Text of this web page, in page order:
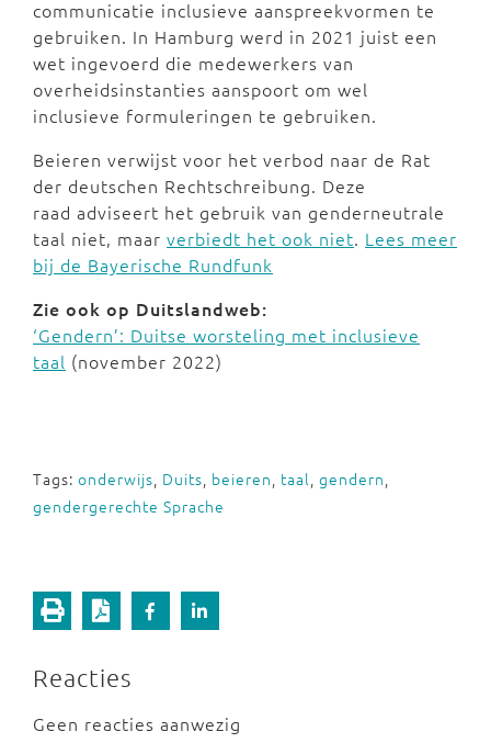
communicatie inclusieve aanspreekvormen te
gebruiken. In Hamburg werd in 2021 juist een
wet ingevoerd die medewerkers van
overheidsinstanties aanspoort om wel
inclusieve formuleringen te gebruiken.
Beieren verwijst voor het verbod naar de Rat
der deutschen Rechtschreibung. Deze
raad adviseert het gebruik van genderneutrale
taal niet, maar verbiedt het ook niet. Lees meer
bij de Bayerische Rundfunk
Zie ook op Duitslandweb:
‘Gendern’: Duitse worsteling met inclusieve
taal (november 2022)
Tags: onderwijs, Duits, beieren, taal, gendern,
gendergerechte Sprache
Reacties
Geen reacties aanwezig